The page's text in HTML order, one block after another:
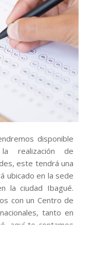
disponible
realización de
este tendrá una
ubicado en la sede
la ciudad Ibagué.
con un Centro de
tanto en
aquí te contamos